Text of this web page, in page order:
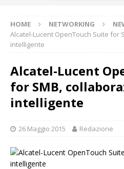
HOME NETWORKING
Alcatel-Lucent OpenTouch Suite for
intelligente
Alcatel-Lucent
for SMB,
intelligente
26 Maggio 2015 Redazione